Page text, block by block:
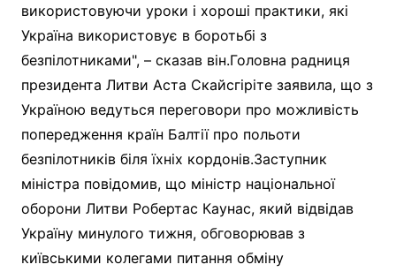
використовуючи уроки і хороші практики, які
Україна використовує в боротьбі з
безпілотниками", – сказав він.Головна радниця
президента Литви Аста Скайсгіріте заявила, що з
Україною ведуться переговори про можливість
попередження країн Балтії про польоти
безпілотників біля їхніх кордонів.Заступник
міністра повідомив, що міністр національної
оборони Литви Робертас Каунас, який відвідав
Україну минулого тижня, обговорював з
київськими колегами питання обміну